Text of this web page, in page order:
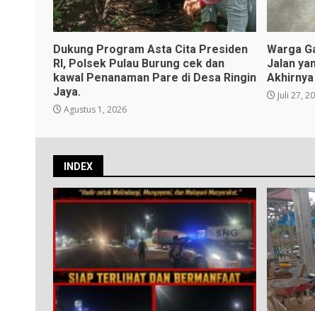
Dukung Program Asta Cita Presiden
RI, Polsek Pulau Burung cek dan
kawal Penanaman Pare di Desa Ringin
Jaya.
Agustus 1, 2026
Warga
Jalan
Juli 27,
INDEX